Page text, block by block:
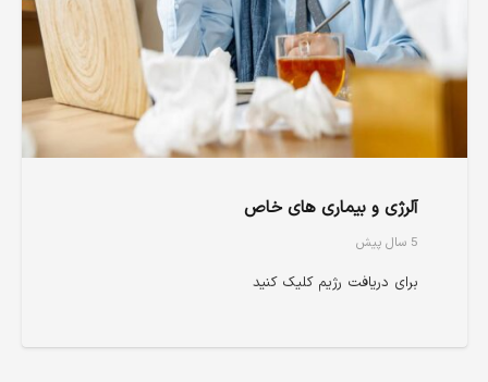
آلرژی و بیماری های خاص
5 سال پیش
برای دریافت رژیم کلیک کنید